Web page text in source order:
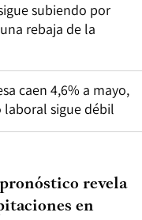
subiendo por
rebaja de la
caen 4,6% a mayo,
sigue débil
revela
en